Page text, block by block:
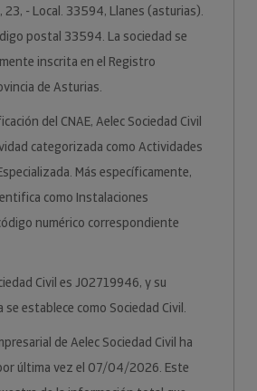
23, - Local. 33594, Llanes (asturias).
postal 33594. La sociedad se
inscrita en el Registro
de Asturias.
del CNAE, Aelec Sociedad Civil
categorizada como Actividades
Más específicamente,
como Instalaciones
numérico correspondiente
Civil es J02719946, y su
establece como Sociedad Civil.
de Aelec Sociedad Civil ha
última vez el 07/04/2026. Este